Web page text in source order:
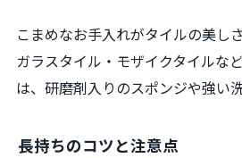
こまめなお手入れがタイルの美し
ガラスタイル・モザイクタイルな
は、研磨剤入りのスポンジや強い
長持ちのコツと注意点